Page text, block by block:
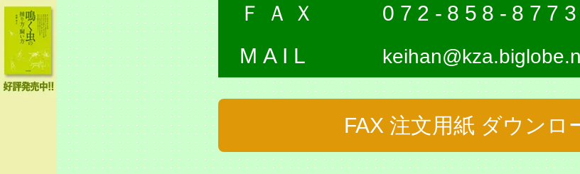
ＦＡＸ
072-858-8773
MAIL
FAX 注文用紙 ダウンロ